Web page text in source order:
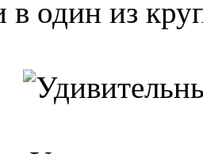
в один из